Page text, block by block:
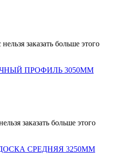
заказать больше этого
ПРОФИЛЬ 3050ММ
заказать больше этого
ДОСКА СРЕДНЯЯ 3250ММ